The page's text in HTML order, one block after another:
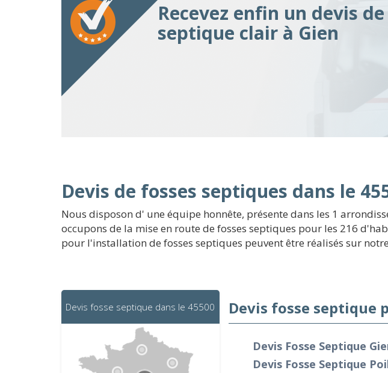
Recevez enfin un devis
septique clair à Gien
Devis de fosses septiques dans le
Nous disposon d' une équipe honnête, présente dans les 1
occupons de la mise en route de fosses septiques pour les 216
pour l'installation de fosses septiques peuvent être réalisés sur
Devis fosse septique dans le 45500 Devis fosse septique
Devis Fosse Septique
Devis Fosse Septique